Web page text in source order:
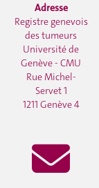
Adresse
Registre genevois
des tumeurs
Université de
Genève - CMU
Rue Michel-
Servet 1
1211 Genève 4